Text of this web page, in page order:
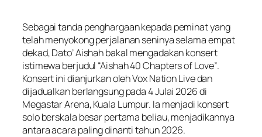
Sebagai tanda penghargaan kepada peminat yang
telah menyokong perjalanan seninya selama empat
dekad, Dato’ Aishah bakal mengadakan konsert
istimewa berjudul “Aishah 40 Chapters of Love”.
Konsert ini dianjurkan oleh Vox Nation Live dan
dijadualkan berlangsung pada 4 Julai 2026 di
Megastar Arena, Kuala Lumpur. Ia menjadi konsert
solo berskala besar pertama beliau, menjadikannya
antara acara paling dinanti tahun 2026.